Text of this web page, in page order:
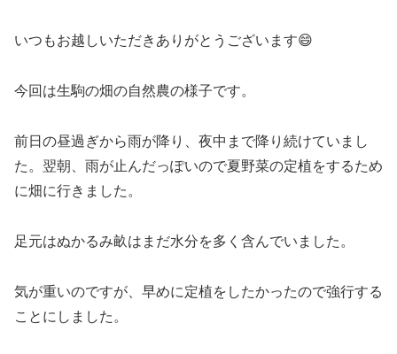
いつもお越しいただきありがとうございます😄
今回は生駒の畑の自然農の様子です。
前日の昼過ぎから雨が降り、夜中まで降り続けていまし
た。翌朝、雨が止んだっぽいので夏野菜の定植をするため
に畑に行きました。
足元はぬかるみ畝はまだ水分を多く含んでいました。
気が重いのですが、早めに定植をしたかったので強行する
ことにしました。